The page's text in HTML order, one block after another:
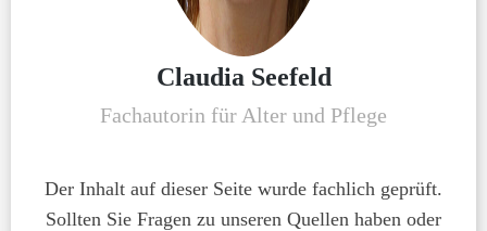
Claudia Seefeld
Fachautorin für Alter und Pflege
Der Inhalt auf dieser Seite wurde fachlich geprüft.
Sollten Sie Fragen zu unseren Quellen haben oder